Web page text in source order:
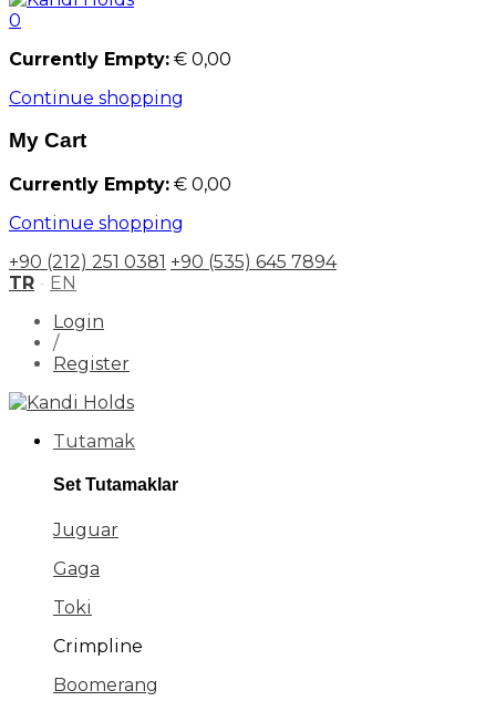
0
Currently Empty: € 0,00
Continue shopping
My Cart
Currently Empty: € 0,00
Continue shopping
+90 (212) 251 0381 +90 (535) 645 7894
TR - EN
Login
/
Register
Tutamak
Set Tutamaklar
Juguar
Gaga
Toki
Crimpline
Boomerang